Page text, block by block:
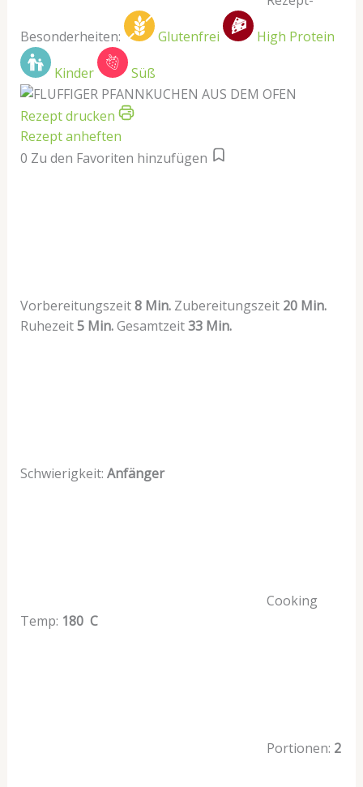
Besonderheiten: Glutenfrei High Protein
Kinder Süß
Rezept drucken
Rezept anheften
0 Zu den Favoriten hinzufügen
Vorbereitungszeit8 Min. Zubereitungszeit 20 Min.
Ruhezeit5 Min.Gesamtzeit33 Min.
Schwierigkeit: Anfänger
Cooking
Temp: 180 C
Portionen: 2